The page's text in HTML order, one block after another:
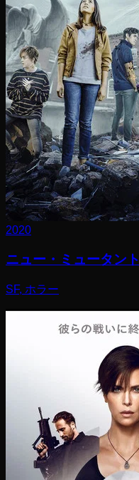
2020
ニュー・ミュータント
SF, ホラー